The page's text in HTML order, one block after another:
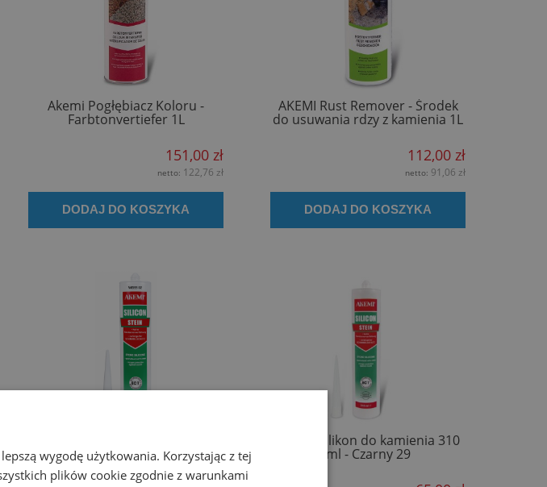
Akemi Pogłębiacz Koloru -
Farbtonvertiefer 1L
151,00 zł
netto: 122,76 zł
DODAJ DO KOSZYKA
AKEMI Rust Remover - Środek
do usuwania rdzy z kamienia 1L
112,00 zł
netto: 91,06 zł
DODAJ DO KOSZYKA
ml - Biały 02
AKEMI Silikon do kamienia 310
ml - Czarny 29
wygodę użytkowania. Korzystając z tej
plików cookie zgodnie z warunkami